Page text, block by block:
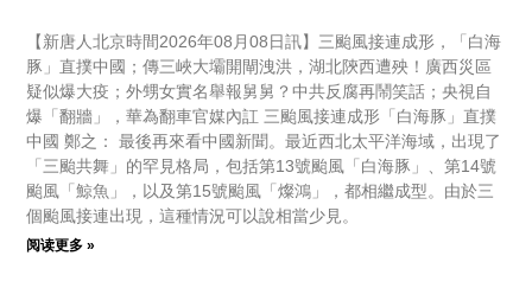
【新唐人北京時間2026年08月08日訊】三颱風接連成形，「白海
豚」直撲中國；傳三峽大壩開閘洩洪，湖北陝西遭殃！廣西災區
疑似爆大疫；外甥女實名舉報舅舅？中共反腐再鬧笑話；央視自
爆「翻牆」，華為翻車官媒內訌 三颱風接連成形「白海豚」直撲
中國 鄭之： 最後再來看中國新聞。最近西北太平洋海域，出現了
「三颱共舞」的罕見格局，包括第13號颱風「白海豚」、第14號
颱風「鯨魚」，以及第15號颱風「燦鴻」，都相繼成型。由於三
個颱風接連出現，這種情況可以說相當少見。
阅读更多 »